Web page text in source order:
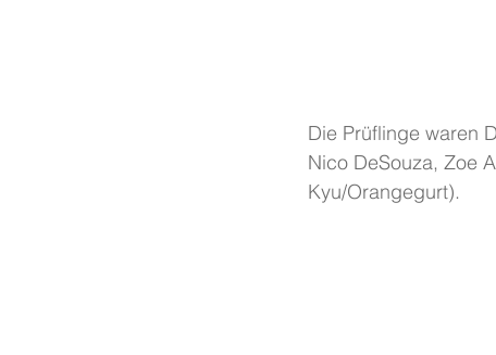
Die Prüflinge waren
Nico DeSouza, Zoe
Kyu/Orangegurt).